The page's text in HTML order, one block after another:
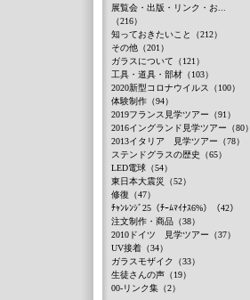
展覧会・出版・リンク・お...
（216）
知っておきたいこと（212）
その他（201）
ガラスについて（121）
工具・道具・部材（103）
2020新型コロナウイルス（100）
体験制作（94）
2019フランス見学ツアー（91）
2016イングランド見学ツアー（80）
2013イタリア 見学ツアー（78）
ステンドグラスの歴史（65）
LED電球（54）
東日本大震災（52）
修復（47）
ﾁｬﾝﾚﾝｼﾞ25（ﾁｰﾑﾏｲﾅｽ6%）（42）
注文制作・商品（38）
2010ドイツ 見学ツアー（37）
UV接着（34）
ガラスモザイク（33）
生徒さんの声（19）
00-リンク集（2）